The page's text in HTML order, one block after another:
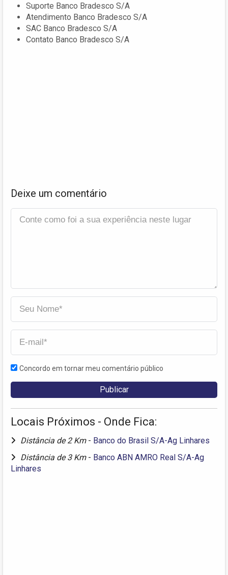
Suporte Banco Bradesco S/A
Atendimento Banco Bradesco S/A
SAC Banco Bradesco S/A
Contato Banco Bradesco S/A
Deixe um comentário
Concordo em tornar meu comentário público
Locais Próximos - Onde Fica:
Distância de 2 Km - Banco do Brasil S/A-Ag Linhares
Distância de 3 Km - Banco ABN AMRO Real S/A-Ag
Linhares